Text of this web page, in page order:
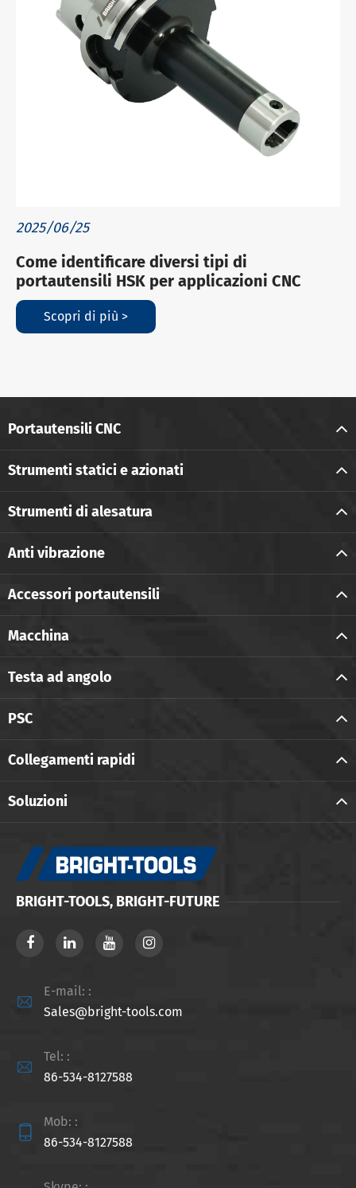
2025/06/25
Come identificare diversi tipi di
portautensili HSK per applicazioni CNC
Scopri di più >
Portautensili CNC
Strumenti statici e azionati
Strumenti di alesatura
Anti vibrazione
Accessori portautensili
Macchina
Testa ad angolo
PSC
Collegamenti rapidi
Soluzioni
BRIGHT-TOOLS, BRIGHT-FUTURE

E-mail: :
Sales@bright-tools.com

Tel: :
86-534-8127588

Mob: :
86-534-8127588